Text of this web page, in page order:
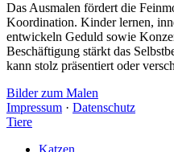
Das Ausmalen fördert die
Koordination. Kinder lernen,
entwickeln Geduld sowie
Beschäftigung stärkt das
kann stolz präsentiert oder
Bilder zum Malen
Impressum · Datenschutz
Tiere